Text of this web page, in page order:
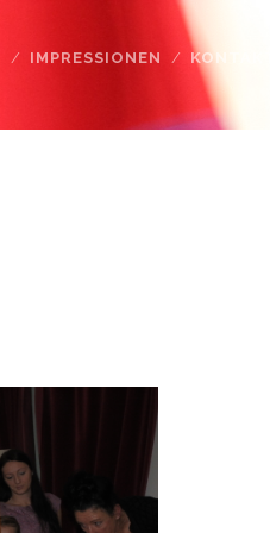
IMPRESSIONEN KONTAKT